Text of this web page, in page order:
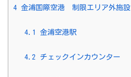
4 金浦国際空港 制限エリア外施設
4.1 金浦空港駅
4.2 チェックインカウンター